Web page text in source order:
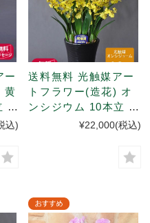
ー
黄
陶
込)
送料無料 光触媒アー
トフラワー(造花) オ
ンシジウム 10本立 黄
色 <空気洗浄効果>
¥22,000(税込)